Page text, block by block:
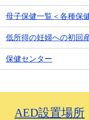
母子保健一覧＜各種保
低所得の妊婦への初回
保健センター
AED設置場所